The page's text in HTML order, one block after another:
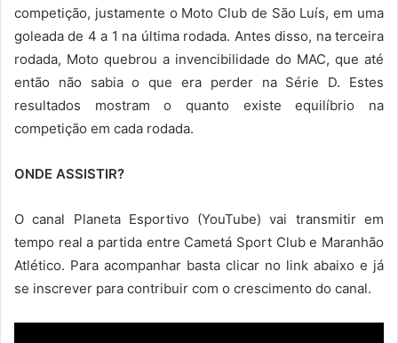
competição, justamente o Moto Club de São Luís, em uma
goleada de 4 a 1 na última rodada. Antes disso, na terceira
rodada, Moto quebrou a invencibilidade do MAC, que até
então não sabia o que era perder na Série D. Estes
resultados mostram o quanto existe equilíbrio na
competição em cada rodada.
ONDE ASSISTIR?
O canal Planeta Esportivo (YouTube) vai transmitir em
tempo real a partida entre Cametá Sport Club e Maranhão
Atlético. Para acompanhar basta clicar no link abaixo e já
se inscrever para contribuir com o crescimento do canal.